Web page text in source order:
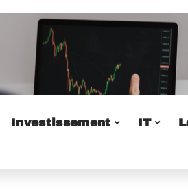
Investissement IT